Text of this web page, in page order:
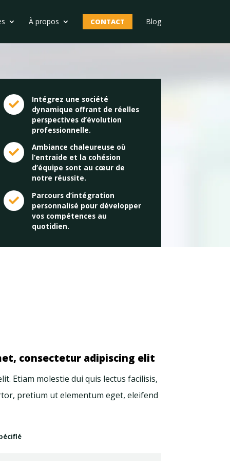
À propos CONTACT Blog

Intégrez une société
dynamique offrant de réelles
perspectives d’évolution
professionnelle.

Ambiance chaleureuse où
l’entraide et la cohésion
d’équipe sont au cœur de
notre réussite.

Parcours d’intégration
personnalisé pour développer
vos compétences au
quotidien.
consectetur adipiscing elit
Etiam molestie dui quis lectus facilisis,
pretium ut elementum eget, eleifend